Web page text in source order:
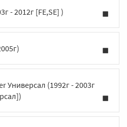
- 2012г [FE,SE] )
Универсал (1992г - 2003г